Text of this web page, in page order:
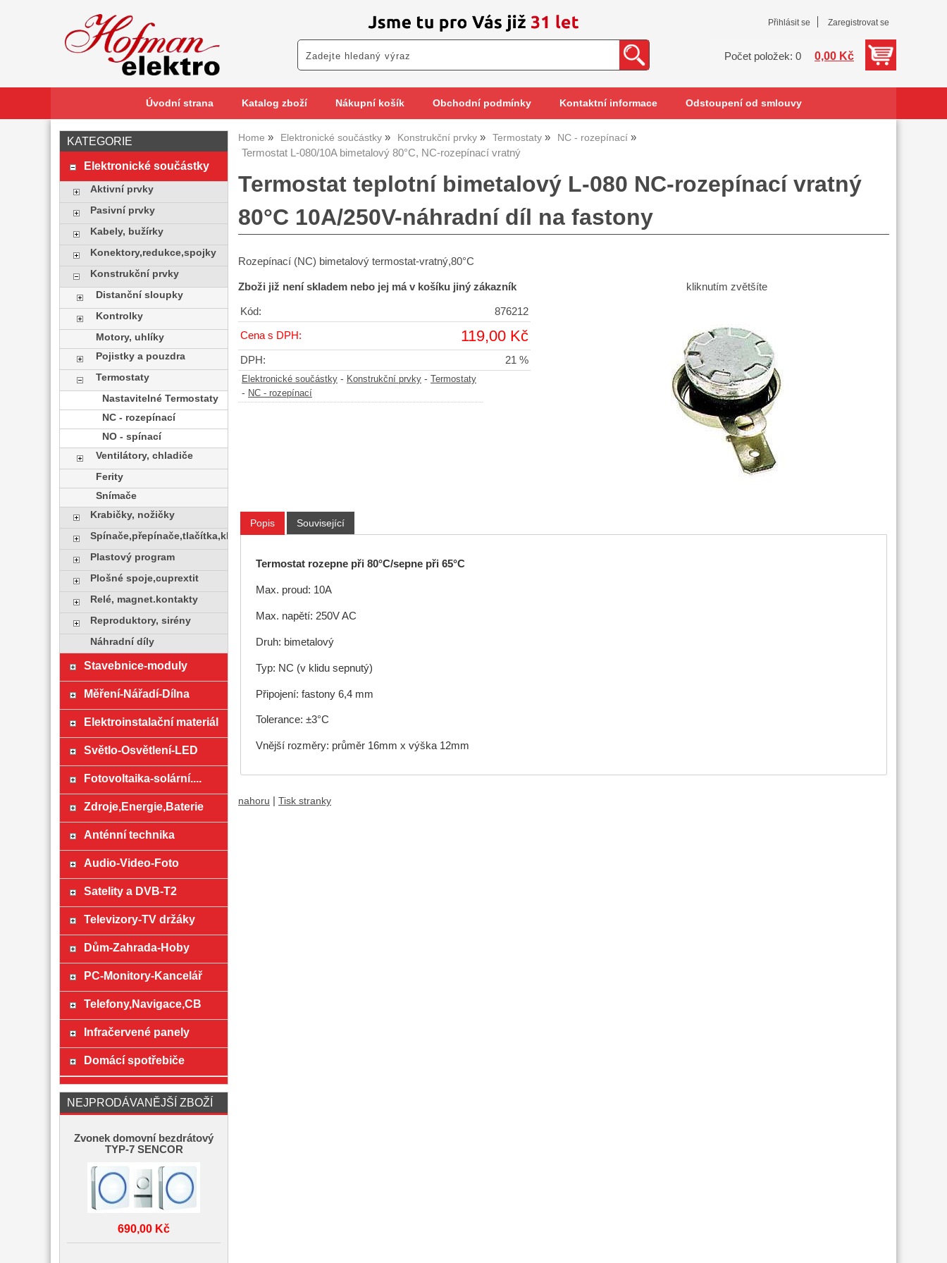
Přihlásit se Zaregistrovat se
Počet položek: 0 0,00 Kč
Úvodní strana Katalog zboží Nákupní košík Obchodní podmínky Kontaktní informace Odstoupení od smlouvy
Home Elektronické součástky Konstrukční prvky Termostaty NC - rozepínací
Termostat L-080/10A bimetalový 80°C, NC-rozepínací vratný
Termostat teplotní bimetalový L-080 NC-rozepínací vratný
80°C 10A/250V-náhradní díl na fastony
Rozepínací (NC) bimetalový termostat-vratný,80°C
kliknutím zvětšíte
Zboži již není skladem nebo jej má v košíku jiný zákazník
Kód: 876212
Cena s DPH: 119,00 Kč
DPH: 21 %
Elektronické součástky - Konstrukční prvky - Termostaty
- NC - rozepínací
Popis Související
Termostat rozepne při 80°C/sepne při 65°C
Max. proud: 10A
Max. napětí: 250V AC
Druh: bimetalový
Typ: NC (v klidu sepnutý)
Připojení: fastony 6,4 mm
Tolerance: ±3°C
Vnější rozměry: průměr 16mm x výška 12mm
nahoru Tisk stranky
KATEGORIE
Elektronické součástky
Aktivní prvky
Pasivní prvky
Kabely, bužírky
Konektory,redukce,spojky
Konstrukční prvky
Distanční sloupky
Kontrolky
Motory, uhlíky
Pojistky a pouzdra
Termostaty
Nastavitelné Termostaty
NC - rozepínací
NO - spínací
Ventilátory, chladiče
Ferity
Snímače
Krabičky, nožičky
Spínače,přepínače,tlačítka,klávesy
Plastový program
Plošné spoje,cuprextit
Relé, magnet.kontakty
Reproduktory, sirény
Náhradní díly
Stavebnice-moduly
Měření-Nářadí-Dílna
Elektroinstalační materiál
Světlo-Osvětlení-LED
Fotovoltaika-solární....
Zdroje,Energie,Baterie
Anténní technika
Audio-Video-Foto
Satelity a DVB-T2
Televizory-TV držáky
Dům-Zahrada-Hoby
PC-Monitory-Kancelář
Telefony,Navigace,CB
Infračervené panely
Domácí spotřebiče
NEJPRODÁVANĚJŠÍ ZBOŽÍ
Zvonek domovní bezdrátový
TYP-7 SENCOR
690,00 Kč